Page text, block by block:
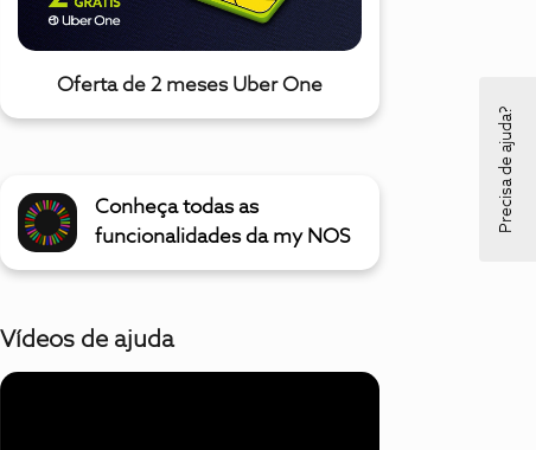
Oferta de 2 meses Uber One
Conheça todas as
funcionalidades da my NOS
Vídeos de ajuda
Precisa de ajuda?